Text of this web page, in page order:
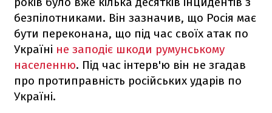
безпілотниками. Він зазначив, що Росія має
бути переконана, що під час своїх атак по
Україні не заподіє шкоди румунському
населенню. Під час інтерв'ю він не згадав
про протиправність російських ударів по
Україні.